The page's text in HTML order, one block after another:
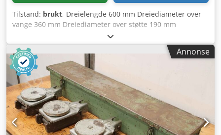
Tilstand: brukt, Dreielengde 600 mm Dreiediameter over
vange 360 mm Dreiediameter over støtte 190 mm
Vangebredde 295 mm Spindelhastighet 45 - 2240 o/min
Spindelboring 33,0 mm Bakdokk pinolefatning MK 3
Langsmating 0,02-0,8 mm/o Tverrmating 0,0125-0,5 mm/o
Totalt effektbehov 5,5 kW Maskinvekt ca. 1900 kg
Dimensjon LxBxH 2050 x 950 x 1280 mm Generalt overhalt
og nylakkert i 2013 Kostnad ca. 16.000 euro Utstyr: - WMW
NILES 3-bakke chuck Ø 200 mm - Multifix verktøyholder
størrelse B med innsatsstål - Medløpende senterspisser -
Chucknøkkel - Flyttbar bakdokk Djdpfx Absxaamuj Nock -
Bruksanvisning
Annonse